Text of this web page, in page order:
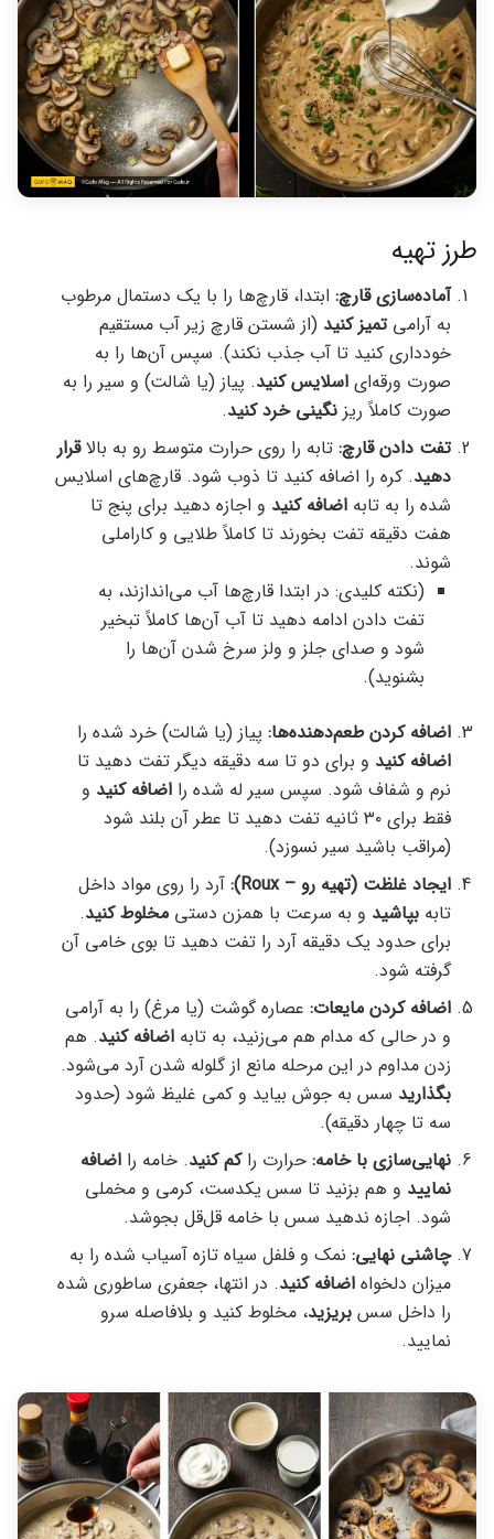
طرز تهیه
آماده‌سازی قارچ: ابتدا، قارچ‌ها را با یک دستمال مرطوب
به آرامیتمیز کنید (از شستن قارچ زیر آب مستقیم
خودداری کنید تا آب جذب نکند). سپس آن‌ها را به
صورت ورقه‌ای اسلایس کنید. پیاز (یا شالت) و سیر را به
صورت کاملاً ریز نگینی خرد کنید.
تفت دادن قارچ: تابه را روی حرارت متوسط رو به بالاقرار
دهید. کره را اضافه کنید تا ذوب شود. قارچ‌های اسلایس
شده را به تابه اضافه کنید و اجازه دهید برای پنج تا
هفت دقیقه تفت بخورند تا کاملاً طلایی و کاراملی
شوند.
(نکته کلیدی: در ابتدا قارچ‌ها آب می‌اندازند، به
تفت دادن ادامه دهید تا آب آن‌ها کاملاً تبخیر
شود و صدای جلز و ولز سرخ شدن آن‌ها را
بشنوید).
اضافه کردن طعم‌دهنده‌ها: پیاز (یا شالت) خرد شده را
اضافه کنید و برای دو تا سه دقیقه دیگر تفت دهید تا
نرم و شفاف شود. سپس سیر له شده را اضافه کنید و
فقط برای ۳۰ ثانیه تفت دهید تا عطر آن بلند شود
(مراقب باشید سیر نسوزد).
ایجاد غلظت (تهیه رو – Roux):
آرد را روی مواد داخل
تابه بپاشید و به سرعت با همزن دستی مخلوط کنید.
برای حدود یک دقیقه آرد را تفت دهید تا بوی خامی آن
گرفته شود.
اضافه کردن مایعات: عصاره گوشت (یا مرغ) را به آرامی
و در حالی که مدام هم می‌زنید، به تابه اضافه کنید. هم
زدن مداوم در این مرحله مانع از گلوله شدن آرد می‌شود.
بگذارید سس به جوش بیاید و کمی غلیظ شود (حدود
سه تا چهار دقیقه).
نهایی‌سازی با خامه: حرارت راکم کنید. خامه را اضافه
نمایید و هم بزنید تا سس یکدست، کرمی و مخملی
شود. اجازه ندهید سس با خامه قل‌قل بجوشد.
چاشنی نهایی: نمک و فلفل سیاه تازه آسیاب شده را به
میزان دلخواه اضافه کنید. در انتها، جعفری ساطوری شده
را داخل سس بریزید، مخلوط کنید و بلافاصله سرو
نمایید.